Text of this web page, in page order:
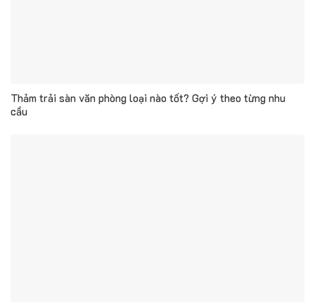
Thảm trải sàn văn phòng loại nào tốt? Gợi ý theo từng nhu
cầu